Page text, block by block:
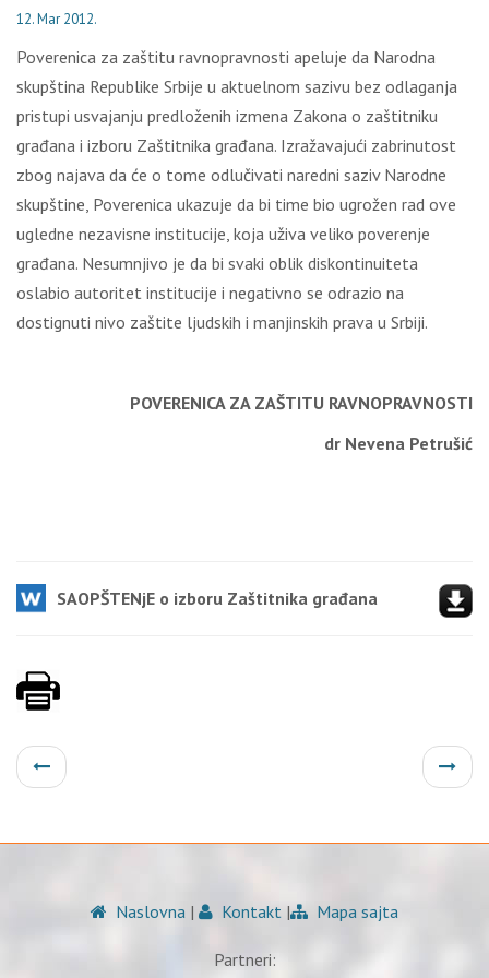
12. Mar 2012.
Poverenica za zaštitu ravnopravnosti apeluje da Narodna
skupština Republike Srbije u aktuelnom sazivu bez odlaganja
pristupi usvajanju predloženih izmena Zakona o zaštitniku
građana i izboru Zaštitnika građana. Izražavajući zabrinutost
zbog najava da će o tome odlučivati naredni saziv Narodne
skupštine, Poverenica ukazuje da bi time bio ugrožen rad ove
ugledne nezavisne institucije, koja uživa veliko poverenje
građana. Nesumnjivo je da bi svaki oblik diskontinuiteta
oslabio autoritet institucije i negativno se odrazio na
dostignuti nivo zaštite ljudskih i manjinskih prava u Srbiji.
POVERENICA ZA ZAŠTITU RAVNOPRAVNOSTI
dr Nevena Petrušić
SAOPŠTENjE o izboru Zaštitnika građana
Naslovna | Kontakt | Mapa sajta
Partneri: